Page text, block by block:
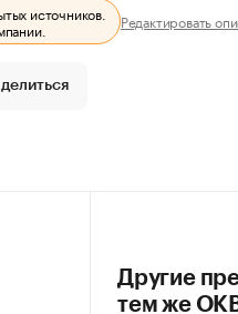
источников. Редактировать
Другие
тем же